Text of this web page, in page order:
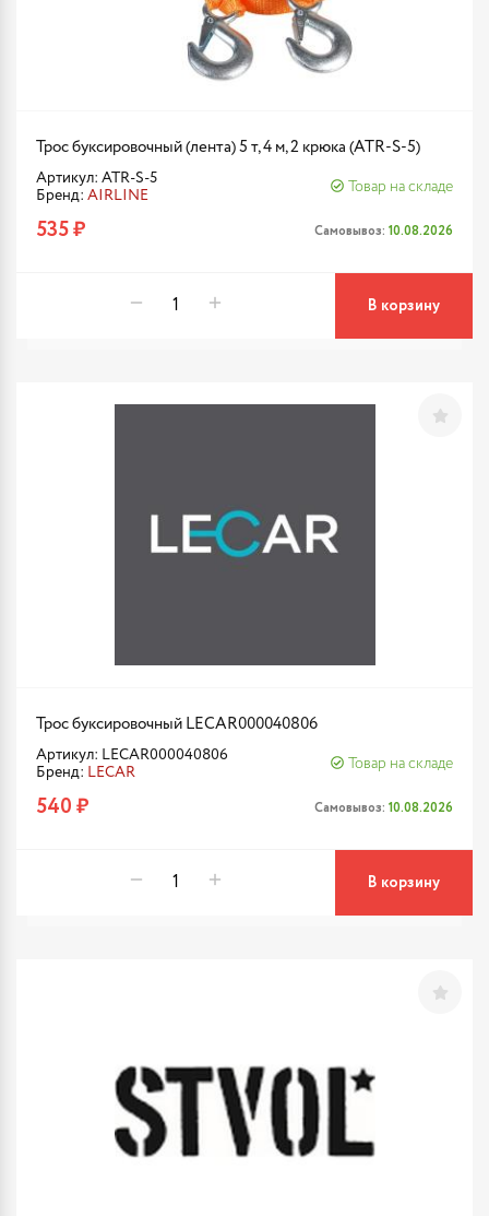
Трос буксировочный (лента) 5 т, 4 м, 2 крюка (ATR-S-5)
Артикул: ATR-S-5
Бренд: AIRLINE
Товар на складе
535 ₽ Самовывоз: 10.08.2026
В корзину
Трос буксировочный LECAR000040806
Артикул: LECAR000040806
Бренд: LECAR
Товар на складе
540 ₽ Самовывоз: 10.08.2026
В корзину